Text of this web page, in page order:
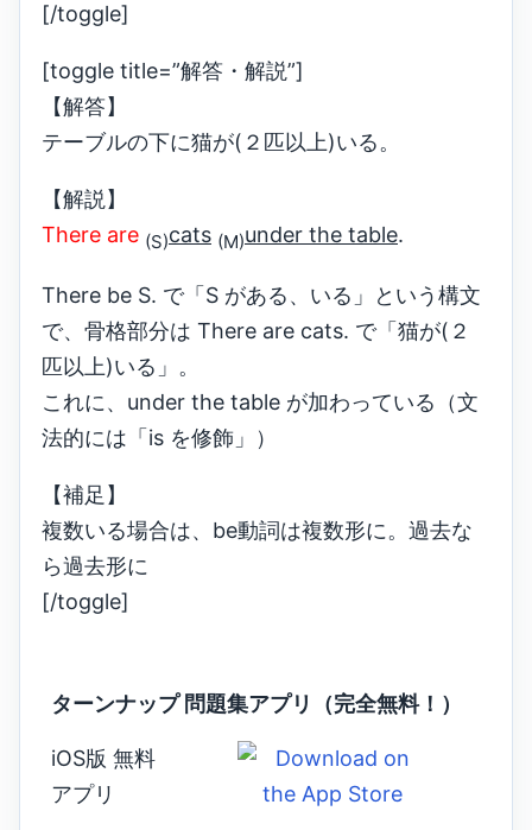
[/toggle]
[toggle title=”解答・解説”]
【解答】
テーブルの下に猫が(２匹以上)いる。
【解説】
There are (S)cats (M)under the table.
There be S. で「S がある、いる」という構文
で、骨格部分は There are cats. で「猫が(２
匹以上)いる」。
これに、under the table が加わっている（文
法的には「is を修飾」）
【補足】
複数いる場合は、be動詞は複数形に。過去な
ら過去形に
[/toggle]
ターンナップ 問題集アプリ（完全無料！）
iOS版 無料
アプリ